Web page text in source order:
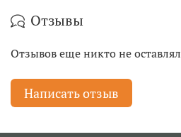
Отзывы
Отзывов еще никто не оставлял
Написать отзыв